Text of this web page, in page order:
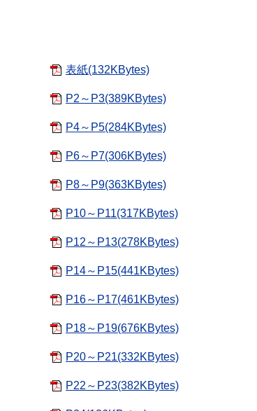
表紙(132KBytes)
P2～P3(389KBytes)
P4～P5(284KBytes)
P6～P7(306KBytes)
P8～P9(363KBytes)
P10～P11(317KBytes)
P12～P13(278KBytes)
P14～P15(441KBytes)
P16～P17(461KBytes)
P18～P19(676KBytes)
P20～P21(332KBytes)
P22～P23(382KBytes)